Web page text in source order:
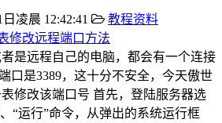
凌晨 12:42:41 教程资料
是远程自己的电脑，都会有一个连接
口是3389，这十分不安全，今天傲世
修改该端口号 首先，登陆服务器选
“运行”命令，从弹出的系统运行框